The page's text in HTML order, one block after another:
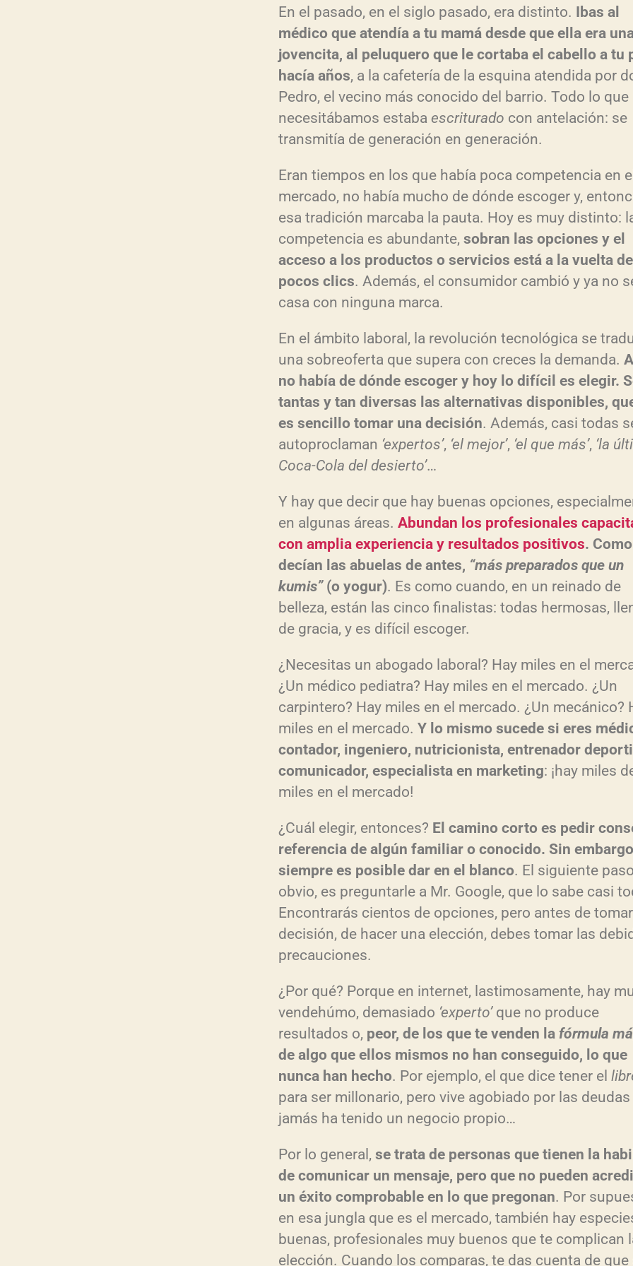
d
e
a
u
d
o
c
a
e
f
l
c
h
a
r
r
i
b
a
b
a
j
a
a
u
e
n
r
o
d
i
s
n
i
r
e
l
l
u
e
En el pasado, en el siglo pasado, era distinto. Ibas al
médico que atendía a tu mamá desde que ella era
jovencita, al peluquero que le cortaba el cabello a tu
hacía años, a la cafetería de la esquina atendida por
Pedro, el vecino más conocido del barrio. Todo lo que
necesitábamos estaba escriturado con antelación: se
transmitía de generación en generación.
Eran tiempos en los que había poca competencia en el
mercado, no había mucho de dónde escoger y,
esa tradición marcaba la pauta. Hoy es muy distinto:
competencia es abundante, sobran las opciones y el
acceso a los productos o servicios está a la vuelta
pocos clics. Además, el consumidor cambió y ya no
casa con ninguna marca.
En el ámbito laboral, la revolución tecnológica se
una sobreoferta que supera con creces la demanda.
no había de dónde escoger y hoy lo difícil es elegir.
tantas y tan diversas las alternativas disponibles,
es sencillo tomar una decisión. Además, casi todas
autoproclaman ‘expertos’, ‘el mejor’, ‘el que más’, ‘la
Coca-Cola del desierto’…
Y hay que decir que hay buenas opciones,
en algunas áreas. Abundan los profesionales
con amplia experiencia y resultados positivos. Como
decían las abuelas de antes, “más preparados que un
kumis”(o yogur). Es como cuando, en un reinado de
belleza, están las cinco finalistas: todas hermosas,
de gracia, y es difícil escoger.
¿Necesitas un abogado laboral? Hay miles en el
¿Un médico pediatra? Hay miles en el mercado. ¿Un
carpintero? Hay miles en el mercado. ¿Un mecánico?
miles en el mercado. Y lo mismo sucede si eres
contador, ingeniero, nutricionista, entrenador
comunicador, especialista en marketing: ¡hay miles
miles en el mercado!
¿Cuál elegir, entonces? El camino corto es pedir
referencia de algún familiar o conocido. Sin
siempre es posible dar en el blanco. El siguiente
obvio, es preguntarle a Mr. Google, que lo sabe casi
Encontrarás cientos de opciones, pero antes de
decisión, de hacer una elección, debes tomar las
precauciones.
¿Por qué? Porque en internet, lastimosamente, hay
vendehúmo, demasiado ‘experto’que no produce
resultados o, peor, de los que te venden la fórmula
de algo que ellos mismos no han conseguido, lo que
nunca han hecho. Por ejemplo, el que dice tener el
para ser millonario, pero vive agobiado por las deudas
jamás ha tenido un negocio propio…
Por lo general, se trata de personas que tienen la
de comunicar un mensaje, pero que no pueden
un éxito comprobable en lo que pregonan. Por
en esa jungla que es el mercado, también hay
buenas, profesionales muy buenos que te complican
elección. Cuando los comparas, te das cuenta de que